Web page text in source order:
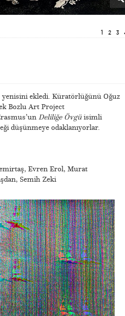
1 2 3
ekledi. Küratörlüğünü Oğuz
Bozlu Art Project
Deliliğe Övgüisimli
düşünmeye odaklanıyorlar.
Evren Erol, Murat
Semih Zeki